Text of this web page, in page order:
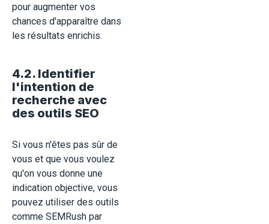
pour augmenter vos
chances d'apparaître dans
les résultats enrichis.
4.2. Identifier
l'intention de
recherche avec
des outils SEO
Si vous n'êtes pas sûr de
vous et que vous voulez
qu'on vous donne une
indication objective, vous
pouvez utiliser des outils
comme SEMRush par